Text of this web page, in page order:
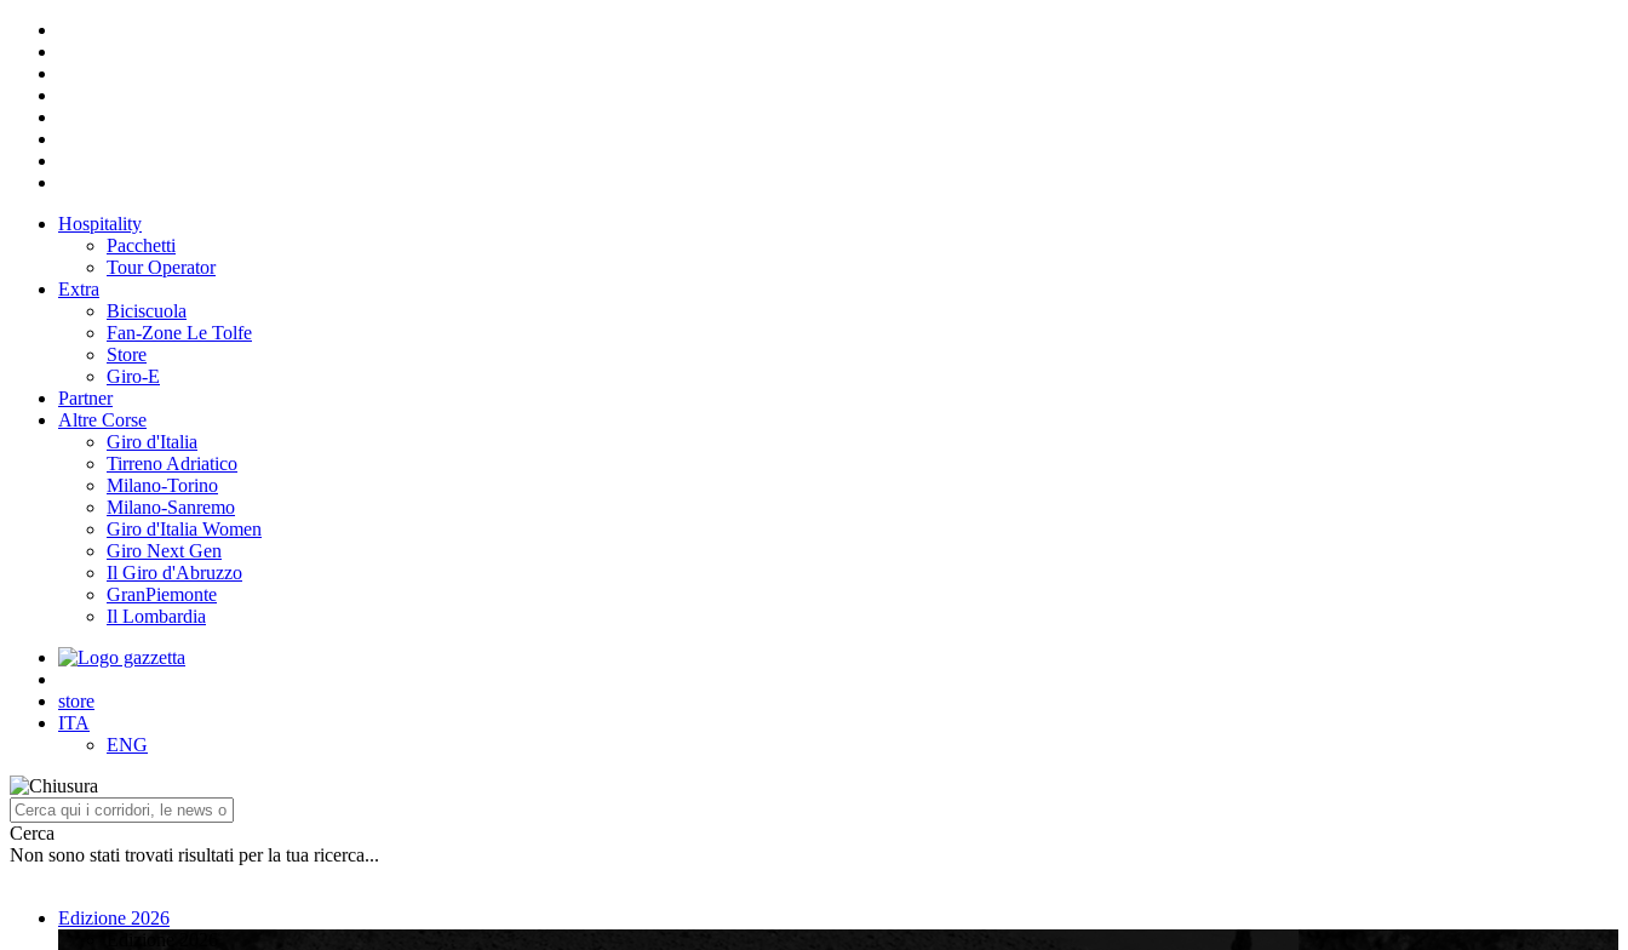
Hospitality
Pacchetti
Tour Operator
Extra
Biciscuola
Fan-Zone Le Tolfe
Store
Giro-E
Partner
Altre Corse
Giro d'Italia
Tirreno Adriatico
Milano-Torino
Milano-Sanremo
Giro d'Italia Women
Giro Next Gen
Il Giro d'Abruzzo
GranPiemonte
Il Lombardia
store
ITA
ENG
Cerca
Non sono stati trovati risultati per la tua ricerca...
Edizione 2026